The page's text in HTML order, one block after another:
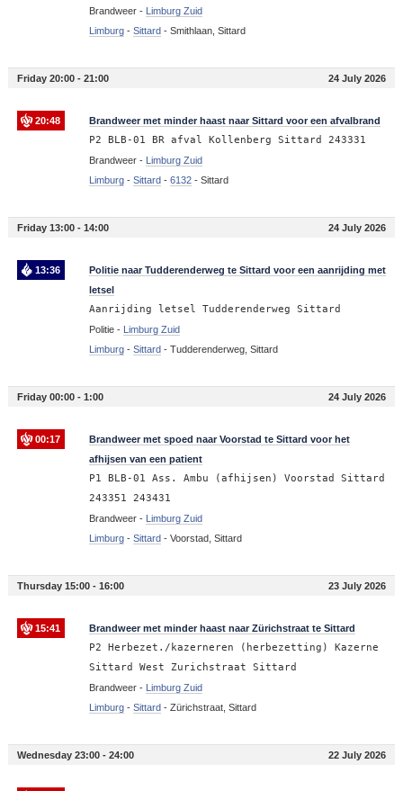
Brandweer - Limburg Zuid
Limburg- Sittard- Smithlaan, Sittard
Friday 20:00 - 21:00 24 July 2026
20:48 Brandweer met minder haast naar Sittard voor een afvalbrand
P2 BLB-01 BR afval Kollenberg Sittard 243331
Brandweer - Limburg Zuid
Limburg- Sittard- 6132- Sittard
Friday 13:00 - 14:00 24 July 2026
13:36
Politie naar Tudderenderweg te Sittard voor een aanrijding met
letsel
Aanrijding letsel Tudderenderweg Sittard
Politie - Limburg Zuid
Limburg- Sittard- Tudderenderweg, Sittard
Friday 00:00 - 1:00 24 July 2026
00:17
Brandweer met spoed naar Voorstad te Sittard voor het
afhijsen van een patient
P1 BLB-01 Ass. Ambu (afhijsen) Voorstad Sittard
243351 243431
Brandweer - Limburg Zuid
Limburg- Sittard- Voorstad, Sittard
Thursday 15:00 - 16:00 23 July 2026
15:41 Brandweer met minder haast naar Zürichstraat te Sittard
P2 Herbezet./kazerneren (herbezetting) Kazerne
Sittard West Zurichstraat Sittard
Brandweer - Limburg Zuid
Limburg- Sittard- Zürichstraat, Sittard
Wednesday 23:00 - 24:00 22 July 2026